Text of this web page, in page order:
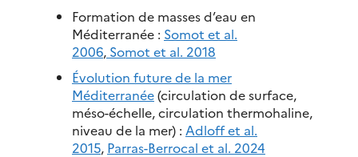
Formation de masses d’eau en
Méditerranée : Somot et al.
2006, Somot et al. 2018
Évolution future de la mer
Méditerranée(circulation de surface,
méso-échelle, circulation thermohaline,
niveau de la mer) : Adloff et al.
2015, Parras-Berrocal et al. 2024